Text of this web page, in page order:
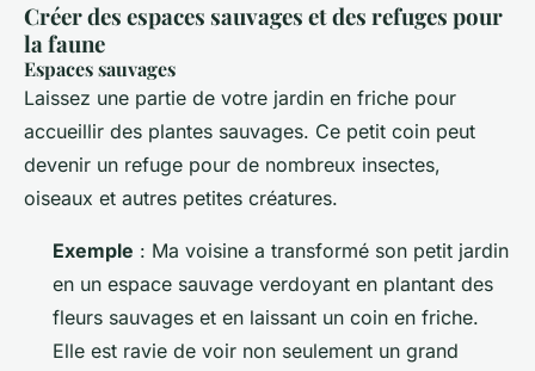
Créer des espaces sauvages et des refuges pour
la faune
Espaces sauvages
Laissez une partie de votre jardin en friche pour
accueillir des plantes sauvages. Ce petit coin peut
devenir un refuge pour de nombreux insectes,
oiseaux et autres petites créatures.
Exemple : Ma voisine a transformé son petit jardin
en un espace sauvage verdoyant en plantant des
fleurs sauvages et en laissant un coin en friche.
Elle est ravie de voir non seulement un grand